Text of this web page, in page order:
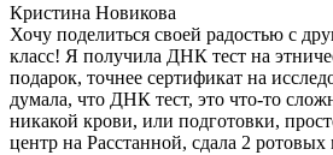
Кристина Новикова
Хочу поделиться своей радостью с
класс! Я получила ДНК тест на
подарок, точнее сертификат на
думала, что ДНК тест, это что-то
никакой крови, или подготовки,
центр на Расстанной, сдала 2 ротовых